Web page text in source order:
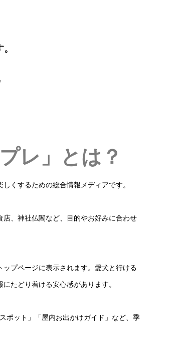
レ」とは？
くするための総合情報メディアです。
、神社仏閣など、目的やお好みに合わせ
プページに表示されます。愛犬と行ける
たどり着ける安心感があります。
ポット」「屋内お出かけガイド」など、季